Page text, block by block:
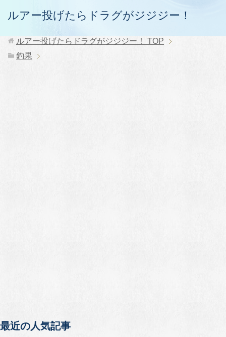
ルアー投げたらドラグがジジジー！
ルアー投げたらドラグがジジジー！
TOP
釣果
最近の人気記事